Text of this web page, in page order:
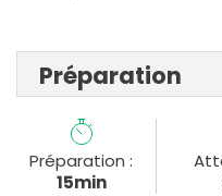
Préparation
Préparation :
15min